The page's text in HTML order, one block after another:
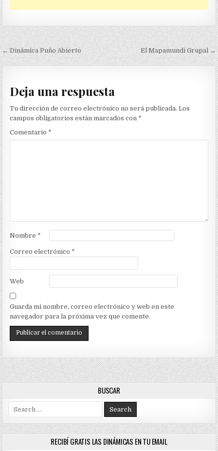
Navegación
de
entradas
← Dinámica Puño Abierto El Mapamundi Grupal →
Deja una respuesta
Tu dirección de correo electrónico no será publicada. Los
campos obligatorios están marcados con *
Comentario *
Nombre *
Correo electrónico *
Web
Guarda mi nombre, correo electrónico y web en este
navegador para la próxima vez que comente.
BUSCAR
for:
RECIBÍ GRATIS LAS DINÁMICAS EN TU EMAIL